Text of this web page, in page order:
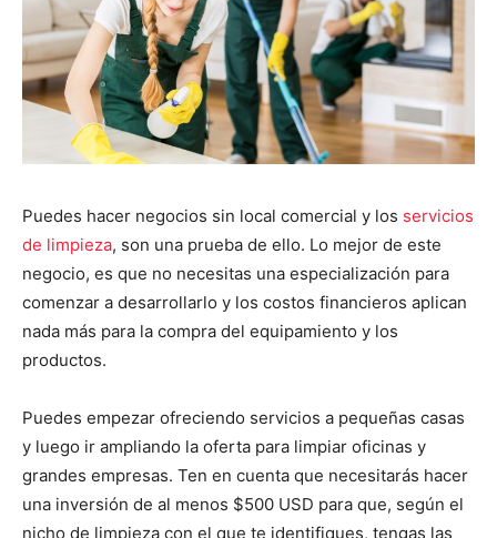
Puedes hacer negocios sin local comercial y los servicios
de limpieza, son una prueba de ello. Lo mejor de este
negocio, es que no necesitas una especialización para
comenzar a desarrollarlo y los costos financieros aplican
nada más para la compra del equipamiento y los
productos.
Puedes empezar ofreciendo servicios a pequeñas casas
y luego ir ampliando la oferta para limpiar oficinas y
grandes empresas. Ten en cuenta que necesitarás hacer
una inversión de al menos $500 USD para que, según el
nicho de limpieza con el que te identifiques, tengas las